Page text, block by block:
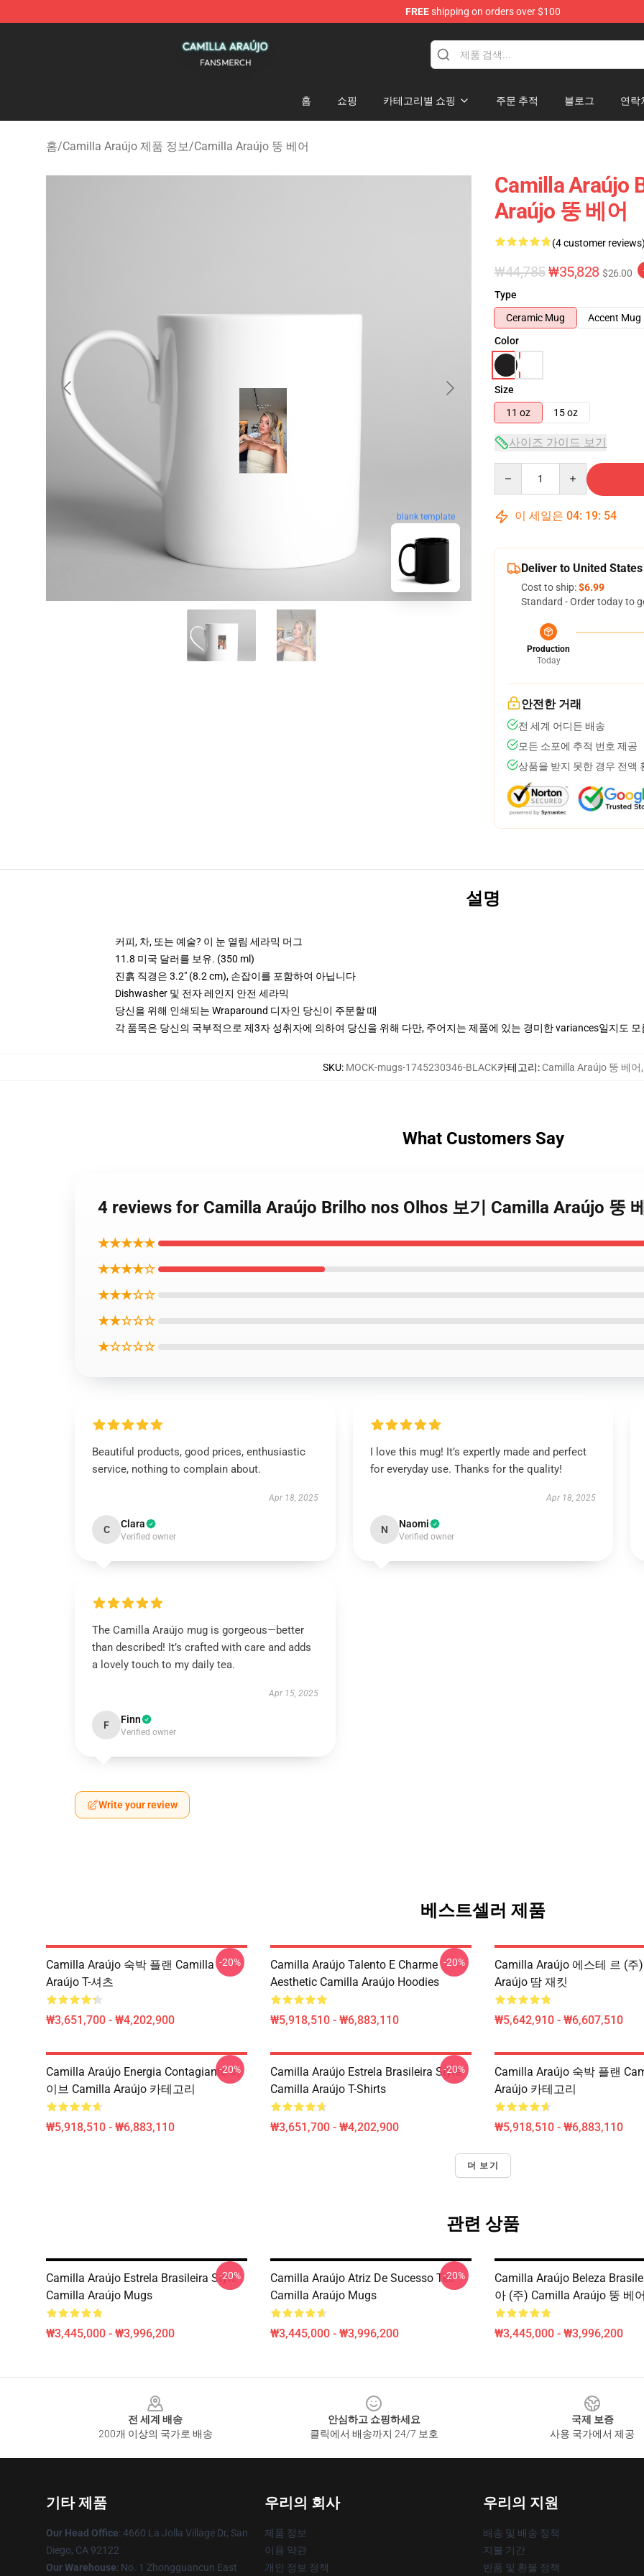
FREEshipping on orders over $100
홈 쇼핑 카테고리별 쇼핑 주문 추적 블로그 연락
홈/Camilla Araújo 제품 정보/Camilla Araújo 뚱 베어
blank template
Camilla Araújo
Araújo 뚱 베어
(4 customer reviews)
₩44,785₩35,828 $26.00
Type
Ceramic Mug
Accent Mug
Color
Size
11 oz
15 oz
사이즈 가이드 보기
이 세일은 04: 19: 53
Deliver to United States
Cost to ship:$6.99
Standard - Order today to
Production
Today
안전한 거래
전 세계 어디든 배송
모든 소포에 추적 번호 제공
상품을 받지 못한 경우 전액
설명
커피, 차, 또는 예술? 이 눈 열림 세라믹 머그
11.8 미국 달러를 보유. (350 ml)
진흙 직경은 3.2" (8.2 cm), 손잡이를 포함하여 아닙니다
Dishwasher 및 전자 레인지 안전 세라믹
당신을 위해 인쇄되는 Wraparound 디자인 당신이 주문할 때
각 품목은 당신의 국부적으로 제3자 성취자에 의하여 당신을 위해 다만, 주어지는 제품에 있는 경미한 variances일지도
SKU: MOCK-mugs-1745230346-BLACK카테고리: Camilla Araújo 뚱 베어,
What Customers Say
4 reviews for Camilla Araújo Brilho nos Olhos 보기 Camilla Araújo 뚱
★★★★★
★★★★☆
★★★☆☆
★★☆☆☆
★☆☆☆☆
Beautiful products, good prices, enthusiastic
service, nothing to complain about.
Apr 18, 2025
C Clara
Verified owner
I love this mug! It’s expertly made and perfect
for everyday use. Thanks for the quality!
Apr 18, 2025
N Naomi
Verified owner
The Camilla Araújo mug is gorgeous—better
than described! It’s crafted with care and adds
a lovely touch to my daily tea.
Apr 15, 2025
F Finn
Verified owner
Write your review
베스트셀러 제품
Camilla Araújo 숙박 플랜 Camilla
Araújo T-셔츠
₩3,651,700 - ₩4,202,900
-20%
Camilla Araújo Talento E Charme
Aesthetic Camilla Araújo Hoodies
₩5,918,510 - ₩6,883,110
-20%
Camilla Araújo 에스테 르 (주
Araújo 땀 재킷
₩5,642,910 - ₩6,607,510
Camilla Araújo Energia Contagiante 바
이브 Camilla Araújo 카테고리
₩5,918,510 - ₩6,883,110
-20%
Camilla Araújo Estrela Brasileira Style
Camilla Araújo T-Shirts
₩3,651,700 - ₩4,202,900
-20%
Camilla Araújo 숙박 플랜
Araújo 카테고리
₩5,918,510 - ₩6,883,110
더 보기
관련 상품
Camilla Araújo Estrela Brasileira Style
Camilla Araújo Mugs
₩3,445,000 - ₩3,996,200
-20%
Camilla Araújo Atriz De Sucesso Tee
Camilla Araújo Mugs
₩3,445,000 - ₩3,996,200
-20%
Camilla Araújo Beleza
아 (주) Camilla Araújo 뚱 베어
₩3,445,000 - ₩3,996,200
전 세계 배송
200개 이상의 국가로 배송
안심하고 쇼핑하세요
클릭에서 배송까지 24/7 보호
국제 보증
사용 국가에서 제공
기타 제품
Our Head Office: 4660 La Jolla Village Dr, San
Diego, CA 92122
Our Warehouse: No. 1 Zhongguancun East
우리의 회사
제품 정보
이용 약관
개인 정보 정책
우리의 지원
배송 및 배송 정책
지불 기간
반품 및 환불 정책